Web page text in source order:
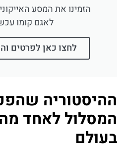
הזמינו את המסע
לאגם קומו
לחצו כאן לפרטים
ההיסטוריה
המסלול לאחד
בעולם